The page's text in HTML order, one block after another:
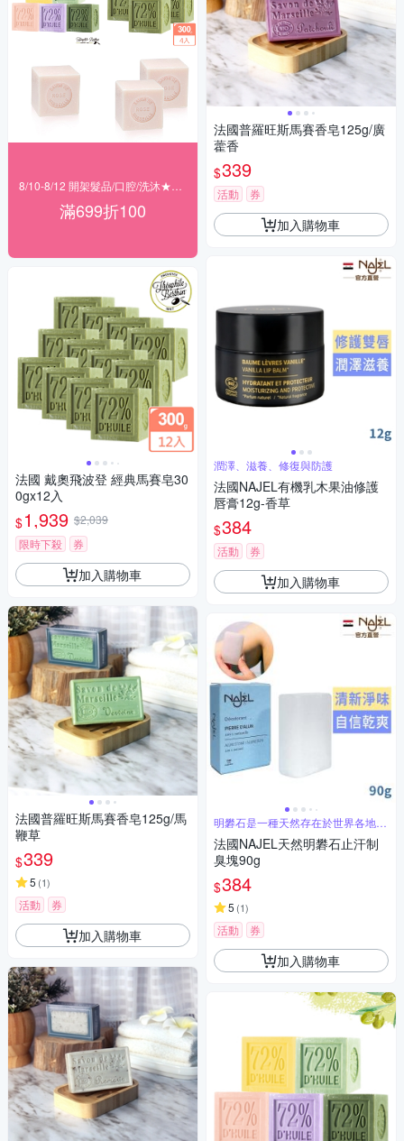
滿699折100
法國 戴奧飛波登 經典馬賽皂30
0gx12入
$1,939 $2,039
限時下殺
券
加入購物車
法國普羅旺斯馬賽香皂125g/馬
鞭草
$339
5 (1)
活動 券
加入購物車
法國普羅旺斯馬賽香皂125g/廣
藿香
$339
活動 券
加入購物車
潤澤、滋養、修復與防護
法國NAJEL有機乳木果油修護
唇膏12g-香草
$384
活動 券
加入購物車
明礬石是一種天然存在於世界各地的
礦物
法國NAJEL天然明礬石止汗制
臭塊90g
$384
5 (1)
活動 券
加入購物車